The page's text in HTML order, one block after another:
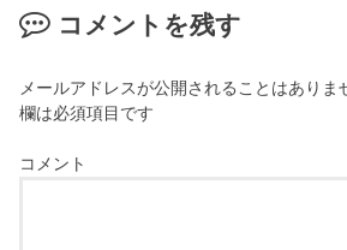
コメントを残す
メールアドレスが公開されることはありま
欄は必須項目です
コメント